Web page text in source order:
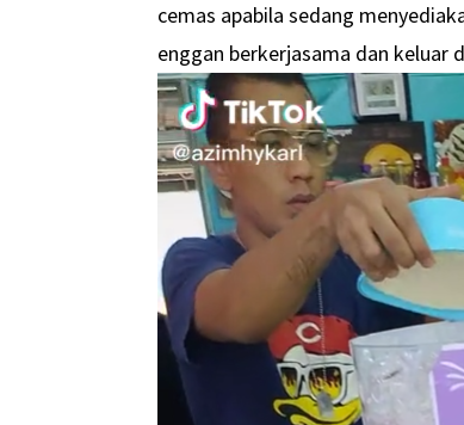
cemas apabila sedang
enggan berkerjasama dan keluar